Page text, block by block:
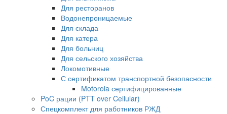
Для ресторанов
Водонепроницаемые
Для склада
Для катера
Для больниц
Для сельского хозяйства
Локомотивные
С сертификатом транспортной безопасности
Motorola сертифицированные
PoC рации (PTT over Cellular)
Спецкомплект для работников РЖД